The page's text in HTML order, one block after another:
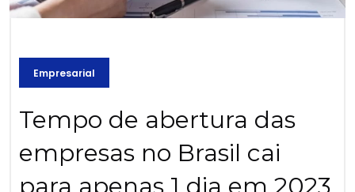
Empresarial
Tempo de abertura das
empresas no Brasil cai